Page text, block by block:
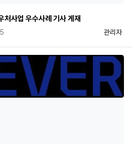
처사업 우수사례 기사 게재
등록자
관리자